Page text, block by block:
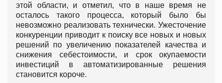
этой области, и отметил, что в наше время не
осталось такого процесса, который было бы
невозможно реализовать технически. Ужесточение
конкуренции приводит к поиску все новых и новых
решений по увеличению показателей качества и
снижения себестоимости, и срок окупаемости
инвестиций в автоматизированные решения
становится короче.